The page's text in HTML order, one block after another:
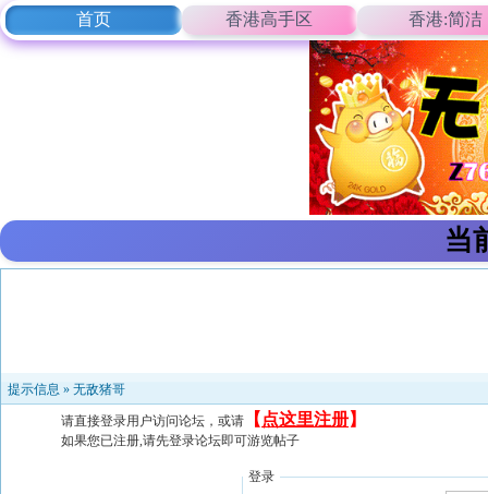
首页 香港高手区 香港:简洁
当
提示信息 » 无敌猪哥
请直接登录用户访问论坛，或请 【 点这里注册】
如果您已注册,请先登录论坛即可游览帖子
登录